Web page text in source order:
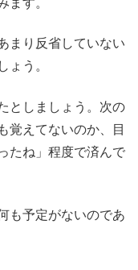
まり反省していない
ょう。
としましょう。次の
覚えてないのか、目
たね」程度で済んで
も予定がないのであ